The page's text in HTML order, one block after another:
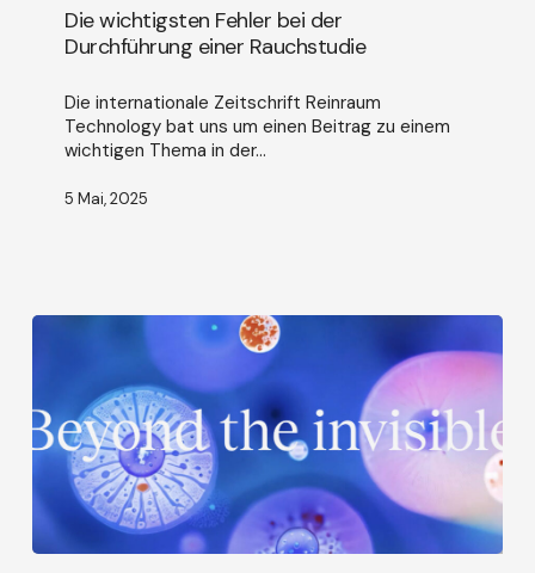
Durchführung
Rauchstudie
Die wichtigsten Fehler bei der
Durchführung einer Rauchstudie
Die internationale Zeitschrift Reinraum
Technology bat uns um einen Beitrag zu einem
wichtigen Thema in der...
5 Mai, 2025